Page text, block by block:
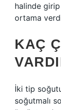
halinde girip
ortama
KAÇ
İki tip
soğutmalı